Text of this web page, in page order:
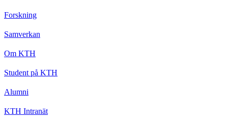
Forskning
Samverkan
Om KTH
Student på KTH
Alumni
KTH Intranät